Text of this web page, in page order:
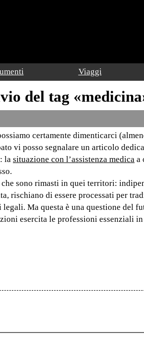
Viaggi
del tag
certamente dimenticarci
vi posso segnalare un articolo
la situazione con l’assistenza medica a
sono rimasti in quei territori:
rischiano di essere processati per
Ma questa è una questione del
esercita le professioni essenziali